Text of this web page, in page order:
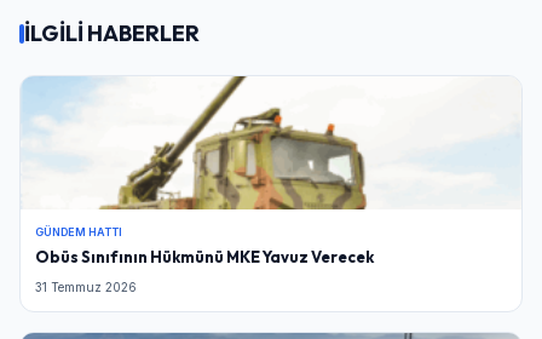
İLGİLİ HABERLER
GÜNDEM HATTI
Obüs Sınıfının Hükmünü MKE Yavuz Verecek
31 Temmuz 2026